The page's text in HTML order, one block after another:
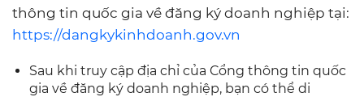
thông tin quốc gia về đăng ký doanh nghiệp tại:
https://dangkykinhdoanh.gov.vn
Sau khi truy cập địa chỉ của Cổng thông tin quốc
gia về đăng ký doanh nghiệp, bạn có thể di